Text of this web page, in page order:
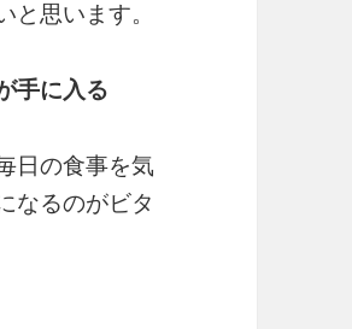
思います。
手に入る
日の食事を気
なるのがビタ